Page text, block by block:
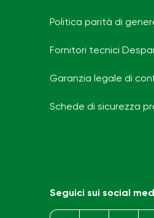
Politica parità di
Fornitori tecnici
Garanzia legale di
Schede di sicurezza
Seguici sui social